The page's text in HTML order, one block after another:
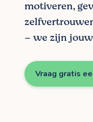
motiveren,
– we zijn
Vraag gratis